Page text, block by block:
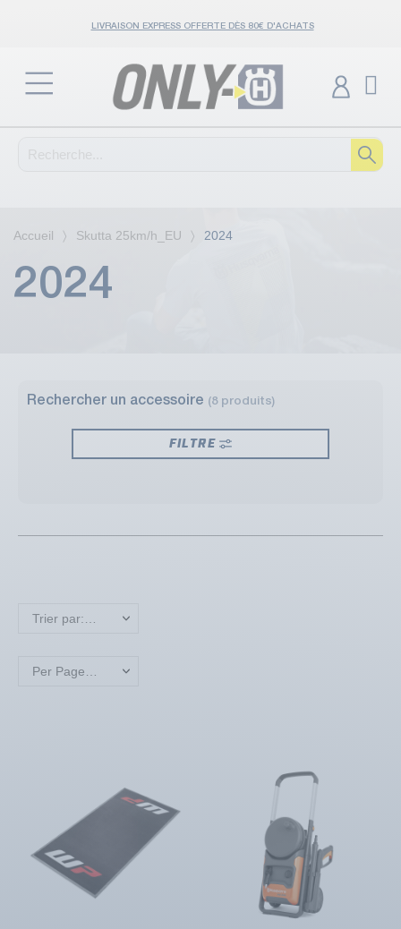
LIVRAISON EXPRESS OFFERTE DÈS 80€ D'ACHATS
Accueil Skutta 25km/h_EU 2024
2024
Rechercher un accessoire (8 produits)
FILTRE